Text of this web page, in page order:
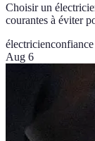
Choisir un
courantes à éviter
électricienconfiance
Aug 6